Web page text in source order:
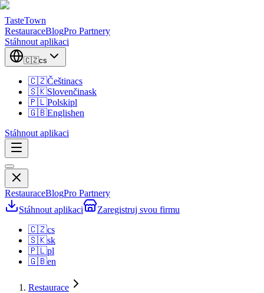
TasteTown
RestauraceBlogPro Partnery
Stáhnout aplikaci
🇨🇿cs
🇨🇿Češtinacs
🇸🇰Slovenčinask
🇵🇱Polskipl
🇬🇧Englishen
Stáhnout aplikaci
RestauraceBlogPro Partnery
Stáhnout aplikaci
Zaregistruj svou firmu
🇨🇿cs
🇸🇰sk
🇵🇱pl
🇬🇧en
Restaurace